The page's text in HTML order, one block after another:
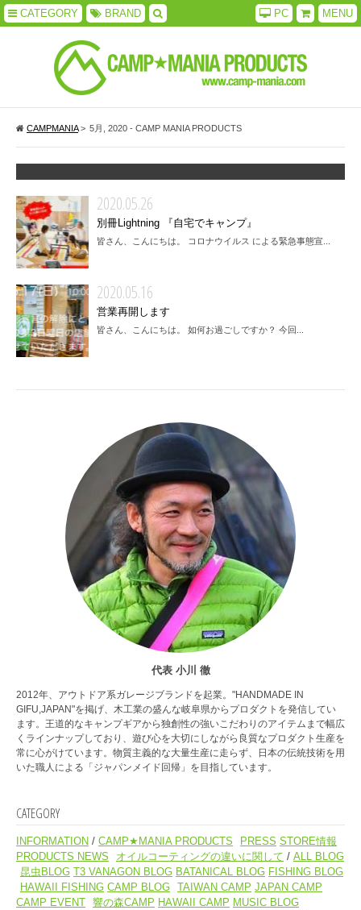
CATEGORY BRAND MENU
PC
CAMPMANIA> 5月, 2020 - CAMP MANIA PRODUCTS
2020.05.26
別冊Lightning 『自宅でキャンプ』
皆さん、こんにちは。 コロナウイルス による緊急事態宣...
2020.05.16
営業再開します
皆さん、こんにちは。 如何お過ごしですか？ 今回...
代表 小川 徹
2012年、アウトドア系ガレージブランドを起業。"HANDMADE IN
GIFU,JAPAN"を掲げ、木工業の盛んな岐阜県からプロダクトを発信してい
ます。王道的なキャンプギアから独創性の強いこだわりのアイテムまで幅広
くラインナップしており、遊び心を大切にしながら良質なプロダクト生産を
常に心がけています。物質主義的な大量生産に走らず、日本の伝統技術を用
いた職人による「ジャパンメイド回帰」を目指しています。
CATEGORY
INFORMATION CAMP★MANIA PRODUCTS PRESS STORE情報
PRODUCTS NEWS
オイルコーティングの違いに関して
ALL BLOG
昆虫BLOG T3 VANAGON BLOG BATANICAL BLOG FISHING BLOG
HAWAII FISHING CAMP BLOG TAIWAN CAMP JAPAN CAMP
CAMP EVENT 響の森CAMP HAWAII CAMP MUSIC BLOG